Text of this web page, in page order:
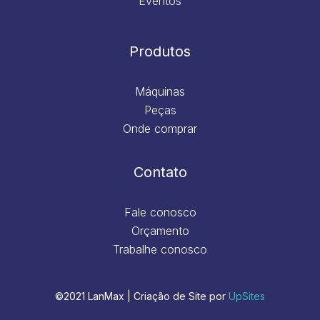
Produtos
Máquinas
Peças
Onde comprar
Contato
Fale conosco
Orçamento
Trabalhe conosco
©2021 LanMax | Criação de Site por UpSites